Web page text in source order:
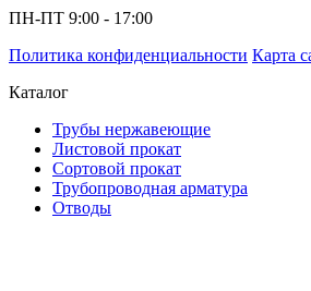
ПН-ПТ 9:00 - 17:00
Политика конфиденциальности Карта
Каталог
Трубы нержавеющие
Листовой прокат
Сортовой прокат
Трубопроводная арматура
Отводы